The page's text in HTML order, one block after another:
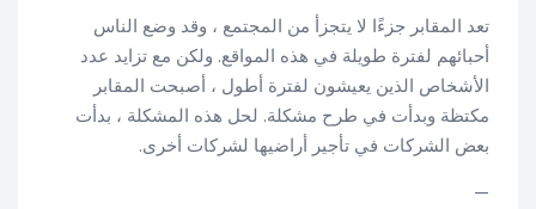
تعد المقابر جزءًا لا يتجزأ من المجتمع ، وقد وضع الناس
أحبائهم لفترة طويلة في هذه المواقع. ولكن مع تزايد عدد
الأشخاص الذين يعيشون لفترة أطول ، أصبحت المقابر
مكتظة وبدأت في طرح مشكلة. لحل هذه المشكلة ، بدأت
بعض الشركات في تأجير أراضيها لشركات أخرى.
—